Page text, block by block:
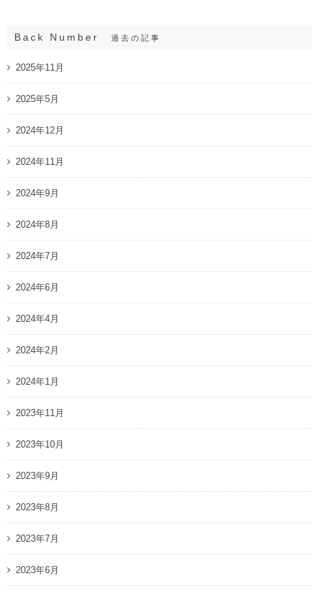
Back Number 過去の記事
2025年11月
2025年5月
2024年12月
2024年11月
2024年9月
2024年8月
2024年7月
2024年6月
2024年4月
2024年2月
2024年1月
2023年11月
2023年10月
2023年9月
2023年8月
2023年7月
2023年6月